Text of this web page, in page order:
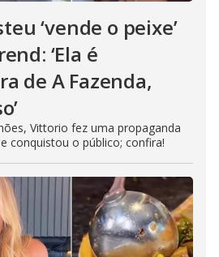
‘vende o peixe’
‘Ela é
de A Fazenda,
Vittorio fez uma propaganda
conquistou o público; confira!